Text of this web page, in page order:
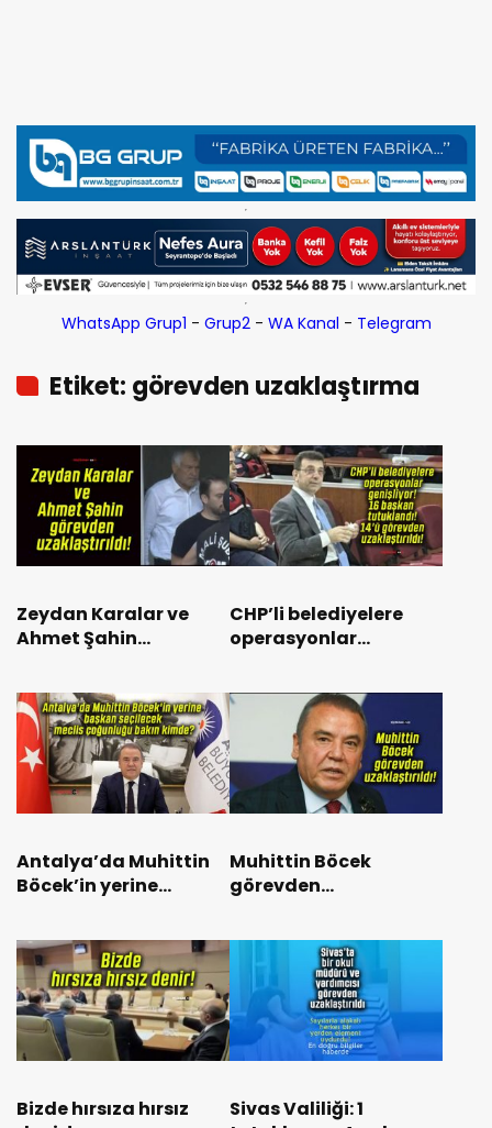
WhatsApp Grup1 - Grup2- WA Kanal - Telegram
Etiket: görevden uzaklaştırma
Zeydan Karalar ve
Ahmet Şahin
uzaklaştırıldı!
CHP’li belediyelere
operasyonlar
tutuklandı! 14’ü
görevden
uzaklaştırıldı!
Antalya’da Muhittin
Böcek’in yerine
meclis çoğunluğu
bakın kimde?
Muhittin Böcek
görevden
Bizde hırsıza hırsız
Sivas Valiliği: 1